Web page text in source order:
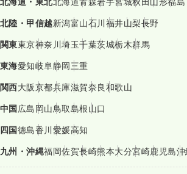
北陸・甲信越新潟富山石川福井山梨長野
関東東京神奈川埼玉千葉茨城栃木群馬
東海愛知岐阜静岡三重
関西大阪京都兵庫滋賀奈良和歌山
中国広島岡山鳥取島根山口
四国徳島香川愛媛高知
九州・沖縄福岡佐賀長崎熊本大分宮崎鹿児島沖